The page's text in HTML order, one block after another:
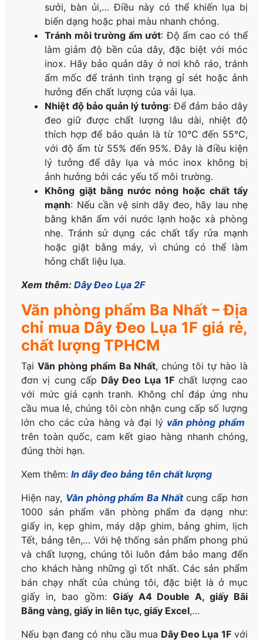
sưởi, bàn ủi,… Điều này có thể khiến lụa bị
biến dạng hoặc phai màu nhanh chóng.
Tránh môi trường ẩm ướt: Độ ẩm cao có thể
làm giảm độ bền của dây, đặc biệt với móc
inox. Hãy bảo quản dây ở nơi khô ráo, tránh
ẩm mốc để tránh tình trạng gỉ sét hoặc ảnh
hưởng đến chất lượng của vải lụa.
Nhiệt độ bảo quản lý tưởng: Để đảm bảo dây
đeo giữ được chất lượng lâu dài, nhiệt độ
thích hợp để bảo quản là từ 10°C đến 55°C,
với độ ẩm từ 55% đến 95%. Đây là điều kiện
lý tưởng để dây lụa và móc inox không bị
ảnh hưởng bởi các yếu tố môi trường.
Không giặt bằng nước nóng hoặc chất tẩy
mạnh: Nếu cần vệ sinh dây đeo, hãy lau nhẹ
bằng khăn ẩm với nước lạnh hoặc xà phòng
nhẹ. Tránh sử dụng các chất tẩy rửa mạnh
hoặc giặt bằng máy, vì chúng có thể làm
hỏng chất liệu lụa.
Xem thêm:Dây Đeo Lụa 2F
Văn phòng phẩm Ba Nhất – Địa
chỉ mua Dây Đeo Lụa 1F giá rẻ,
chất lượng TPHCM
TạiVăn phòng phẩm Ba Nhất, chúng tôi tự hào là
đơn vị cung cấp Dây Đeo Lụa 1Fchất lượng cao
với mức giá cạnh tranh. Không chỉ đáp ứng nhu
cầu mua lẻ, chúng tôi còn nhận cung cấp số lượng
lớn cho các cửa hàng và đại lý văn phòng phẩm
trên toàn quốc, cam kết giao hàng nhanh chóng,
đúng thời hạn.
Xem thêm:In dây đeo bảng tên chất lượng
Hiện nay, Văn phòng phẩm Ba Nhấtcung cấp hơn
1000 sản phẩm văn phòng phẩm đa dạng như:
giấy in, kẹp ghim, máy dập ghim, bảng ghim, lịch
Tết, bảng tên,… Với hệ thống sản phẩm phong phú
và chất lượng, chúng tôi luôn đảm bảo mang đến
cho khách hàng những gì tốt nhất. Các sản phẩm
bán chạy nhất của chúng tôi, đặc biệt là ở mục
giấy in, bao gồm: Giấy A4 Double A, giấy Bãi
Bằng vàng, giấy in liên tục, giấy Excel,…
Nếu bạn đang có nhu cầu mua Dây Đeo Lụa 1Fvới